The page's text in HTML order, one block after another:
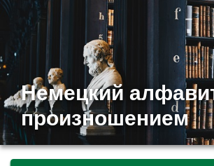
Немецкий
произношением